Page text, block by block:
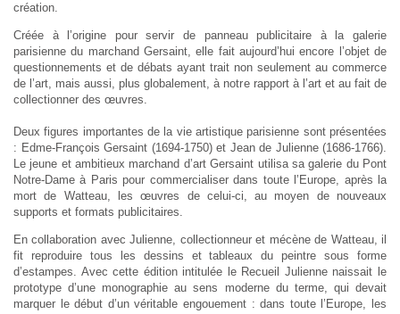
création.
Créée à l’origine pour servir de panneau publicitaire à la galerie
parisienne du marchand Gersaint, elle fait aujourd’hui encore l’objet de
questionnements et de débats ayant trait non seulement au commerce
de l’art, mais aussi, plus globalement, à notre rapport à l’art et au fait de
collectionner des œuvres.
Deux figures importantes de la vie artistique parisienne sont présentées
: Edme-François Gersaint (1694-1750) et Jean de Julienne (1686-1766).
Le jeune et ambitieux marchand d’art Gersaint utilisa sa galerie du Pont
Notre-Dame à Paris pour commercialiser dans toute l’Europe, après la
mort de Watteau, les œuvres de celui-ci, au moyen de nouveaux
supports et formats publicitaires.
En collaboration avec Julienne, collectionneur et mécène de Watteau, il
fit reproduire tous les dessins et tableaux du peintre sous forme
d’estampes. Avec cette édition intitulée le Recueil Julienne naissait le
prototype d’une monographie au sens moderne du terme, qui devait
marquer le début d’un véritable engouement : dans toute l’Europe, les